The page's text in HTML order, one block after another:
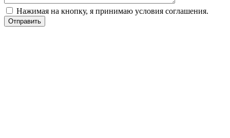
Нажимая на кнопку, я принимаю условия соглашения.